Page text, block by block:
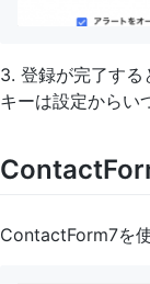
3. 登録が完了す
キーは設定からい
ContactForm7を